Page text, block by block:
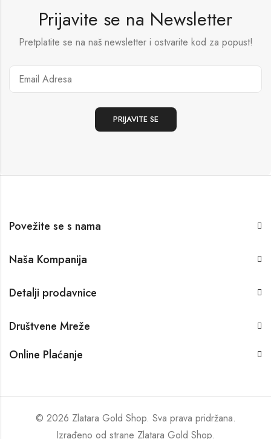
Prijavite se na Newsletter
Pretplatite se na naš newsletter i ostvarite kod za popust!
Povežite se s nama
Naša Kompanija
Detalji prodavnice
Društvene Mreže
Online Plaćanje
© 2026 Zlatara Gold Shop. Sva prava pridržana.
Izrađeno od strane Zlatara Gold Shop.